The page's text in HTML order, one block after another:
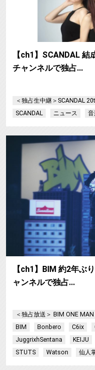
【ch1】SCANDAL
チャンネルで独占…
＜独占生中継＞SCANDAL
SCANDAL
ニュース 音
【ch1】BIM 約2年ぶ
ャンネルで独占…
＜独占放送＞ BIM ONE MAN
BIM
Bonbero C6ix
JuggrixhSentana
KEIJU
STUTS
Watson 仙人